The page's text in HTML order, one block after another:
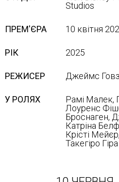
Studios
ПРЕМ'ЄРА 10 квітня
РІК 2025
РЕЖИСЕР Джеймс Говз
У РОЛЯХ
Рамі Малек,
Лоуренс
Броснаген,
Катріна
Крісті
Такегіро Гіра